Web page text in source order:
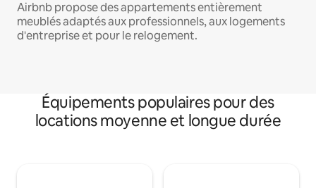
Airbnb propose des appartements entièrement
meublés adaptés aux professionnels, aux logements
d'entreprise et pour le relogement.
Équipements populaires pour des
locations moyenne et longue durée